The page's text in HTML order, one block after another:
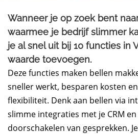
Wanneer je op zoek bent
waarmee je bedrijf slimmer
je al snel uit bij 10 functies in
waarde toevoegen.
Deze functies maken bellen
sneller werkt, besparen kosten
flexibiliteit. Denk aan bellen via
slimme integraties met je CRM
doorschakelen van gesprekken.